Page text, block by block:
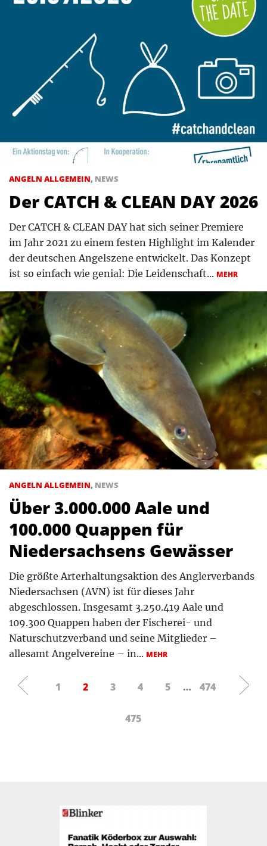
ANGELN ALLGEMEIN, NEWS
Der CATCH & CLEAN DAY 2026
Der CATCH & CLEAN DAY hat sich seiner Premiere
im Jahr 2021 zu einem festen Highlight im Kalender
der deutschen Angelszene entwickelt. Das Konzept
ist so einfach wie genial: Die Leidenschaft... MEHR
ANGELN ALLGEMEIN, NEWS
Über 3.000.000 Aale und
100.000 Quappen für
Niedersachsens Gewässer
Die größte Arterhaltungsaktion des Anglerverbands
Niedersachsen (AVN) ist für dieses Jahr
abgeschlossen. Insgesamt 3.250.419 Aale und
109.300 Quappen haben der Fischerei- und
Naturschutzverband und seine Mitglieder –
allesamt Angelvereine – in... MEHR
1 2 3 4 5 … 474
475